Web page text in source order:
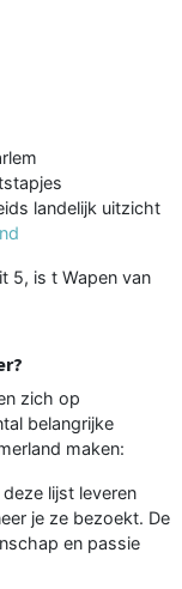
landelijk uitzicht
5, is t Wapen van
zich op
belangrijke
maken:
lijst leveren
je ze bezoekt. De
en passie